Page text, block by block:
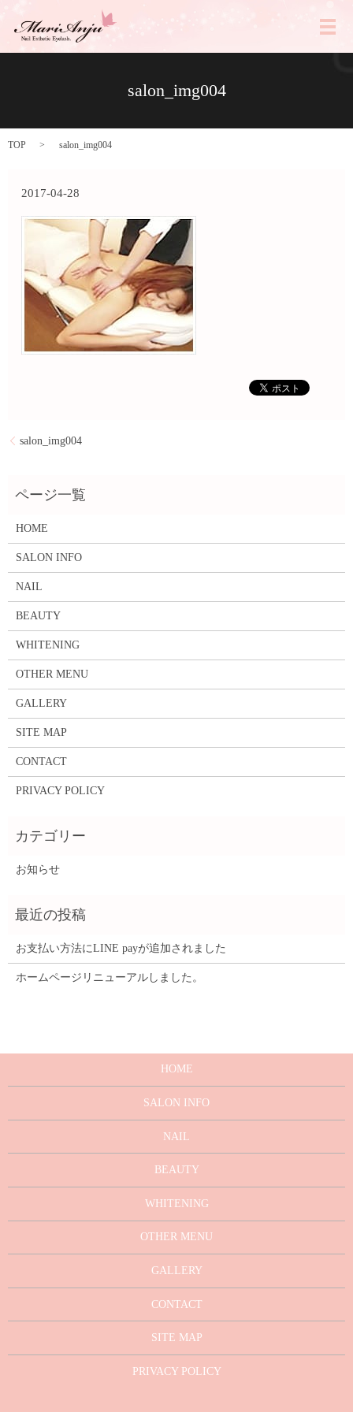
メ
salon_img004
TOP salon_img004
2017-04-28
salon_img004
HOME
SALON INFO
NAIL
BEAUTY
WHITENING
OTHER MENU
GALLERY
SITE MAP
CONTACT
PRIVACY POLICY
お知らせ
お支払い方法にLINE payが追加されました
ホームページリニューアルしました。
HOME
SALON INFO
NAIL
BEAUTY
WHITENING
OTHER MENU
GALLERY
CONTACT
SITE MAP
PRIVACY POLICY